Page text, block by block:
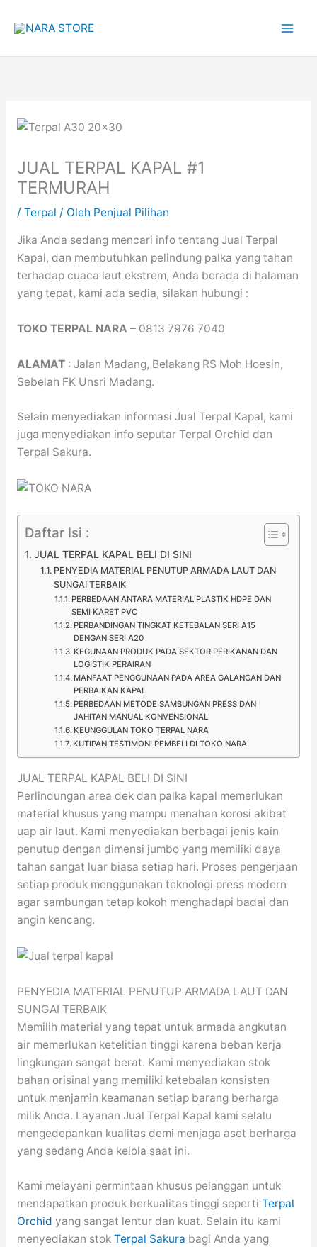
JUAL TERPAL KAPAL #1
TERMURAH
/ Terpal / Oleh Penjual Pilihan
Jika Anda sedang mencari info tentang Jual Terpal
Kapal, dan membutuhkan pelindung palka yang tahan
terhadap cuaca laut ekstrem, Anda berada di halaman
yang tepat, kami ada sedia, silakan hubungi :
TOKO TERPAL NARA – 0813 7976 7040
ALAMAT: Jalan Madang, Belakang RS Moh Hoesin,
Sebelah FK Unsri Madang.
Selain menyediakan informasi Jual Terpal Kapal, kami
juga menyediakan info seputar Terpal Orchid dan
Terpal Sakura.
Daftar Isi :
JUAL TERPAL KAPAL BELI DI SINI
PENYEDIA MATERIAL PENUTUP ARMADA LAUT DAN
SUNGAI TERBAIK
PERBEDAAN ANTARA MATERIAL PLASTIK HDPE DAN
SEMI KARET PVC
PERBANDINGAN TINGKAT KETEBALAN SERI A15
DENGAN SERI A20
KEGUNAAN PRODUK PADA SEKTOR PERIKANAN DAN
LOGISTIK PERAIRAN
MANFAAT PENGGUNAAN PADA AREA GALANGAN DAN
PERBAIKAN KAPAL
PERBEDAAN METODE SAMBUNGAN PRESS DAN
JAHITAN MANUAL KONVENSIONAL
KEUNGGULAN TOKO TERPAL NARA
KUTIPAN TESTIMONI PEMBELI DI TOKO NARA
JUAL TERPAL KAPAL BELI DI SINI
Perlindungan area dek dan palka kapal memerlukan
material khusus yang mampu menahan korosi akibat
uap air laut. Kami menyediakan berbagai jenis kain
penutup dengan dimensi jumbo yang memiliki daya
tahan sangat luar biasa setiap hari. Proses pengerjaan
setiap produk menggunakan teknologi press modern
agar sambungan tetap kokoh menghadapi badai dan
angin kencang.
PENYEDIA MATERIAL PENUTUP ARMADA LAUT DAN
SUNGAI TERBAIK
Memilih material yang tepat untuk armada angkutan
air memerlukan ketelitian tinggi karena beban kerja
lingkungan sangat berat. Kami menyediakan stok
bahan orisinal yang memiliki ketebalan konsisten
untuk menjamin keamanan setiap barang berharga
milik Anda. Layanan Jual Terpal Kapal kami selalu
mengedepankan kualitas demi menjaga aset berharga
yang sedang Anda kelola saat ini.
Kami melayani permintaan khusus pelanggan untuk
mendapatkan produk berkualitas tinggi seperti Terpal
Orchid yang sangat lentur dan kuat. Selain itu kami
menyediakan stok Terpal Sakura bagi Anda yang